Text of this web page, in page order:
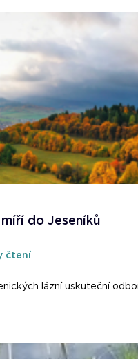
do Jeseníků
čtení
lázní uskuteční